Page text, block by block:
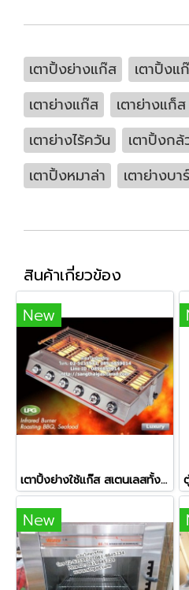
เตาปิ้งย่างแก๊ส เตาปิ้งแ
เตาย่างแก๊ส
เตาย่างแก็ส
เตาย่างไร้ควัน
เตาปิ้งกล้
เตาปิ้งหมาล่า
เตาย่างบ
สินค้าเกี่ยวข้อง
New
เตาปิ้งย่างใช้แก๊ส สเตนเลสทั้งตัว หัวเตาอินฟาเรด 6 หัว
New